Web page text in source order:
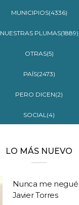
MUNICIPIOS(4336)
NUESTRAS PLUMAS(1889)
OTRAS(5)
PAÍS(2473)
PERO DICEN(2)
SOCIAL(4)
LO MÁS NUEVO
Nunca me negué
Javier Torres